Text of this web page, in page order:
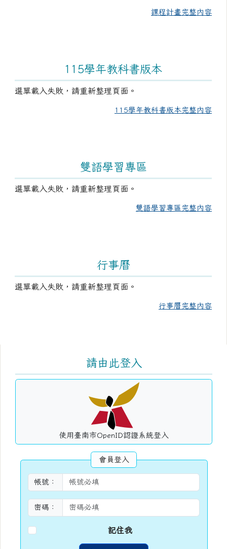
課程計畫完整內容
115學年教科書版本
選單載入失敗，請重新整理頁面。
115學年教科書版本完整內容
雙語學習專區
選單載入失敗，請重新整理頁面。
雙語學習專區完整內容
行事曆
選單載入失敗，請重新整理頁面。
行事曆完整內容
請由此登入
使用臺南市OpenID認證系統登入
會員登入
帳號：
密碼：
記住我